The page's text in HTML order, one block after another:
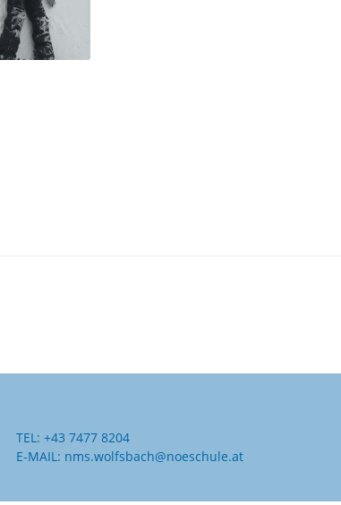
TEL: +43 7477 8204
E-MAIL: nms.wolfsbach@noeschule.at